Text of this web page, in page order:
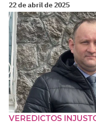
22 de abril de 2025
VEREDICTOS